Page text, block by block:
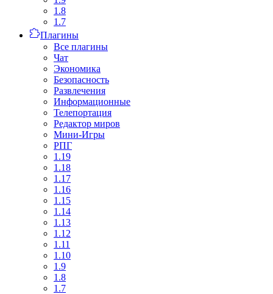
1.8
1.7
Плагины
Все плагины
Чат
Экономика
Безопасность
Развлечения
Информационные
Телепортация
Редактор миров
Мини-Игры
РПГ
1.19
1.18
1.17
1.16
1.15
1.14
1.13
1.12
1.11
1.10
1.9
1.8
1.7